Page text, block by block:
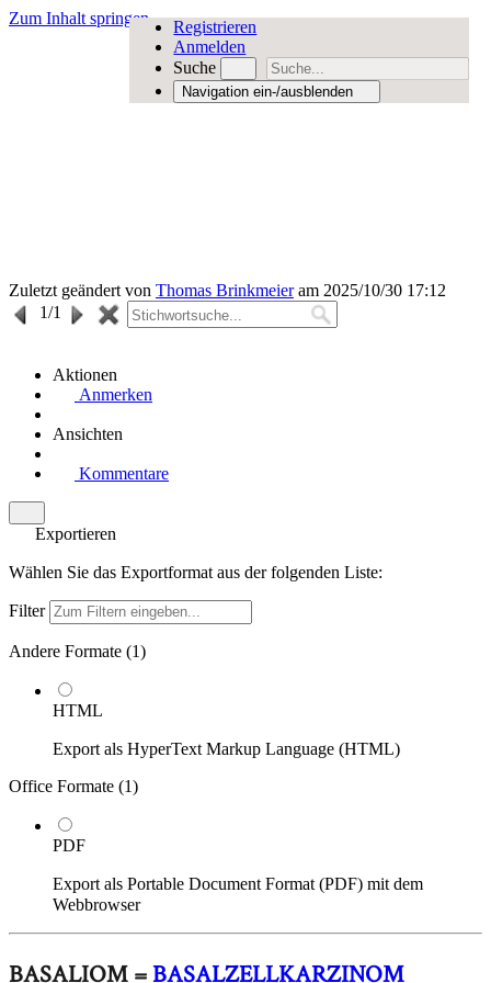
Zum Inhalt springen
Registrieren
Anmelden
Suche
Navigation ein-/ausblenden
Zuletzt geändert von Thomas Brinkmeieram 2025/10/30 17:12
1/1
Aktionen
Anmerken
Ansichten
Kommentare
Exportieren
Wählen Sie das Exportformat aus der folgenden Liste:
Filter
Andere Formate (1)
HTML
Export als HyperText Markup Language (HTML)
Office Formate (1)
PDF
Export als Portable Document Format (PDF) mit dem
Webbrowser
BASALIOM =BASALZELLKARZINOM